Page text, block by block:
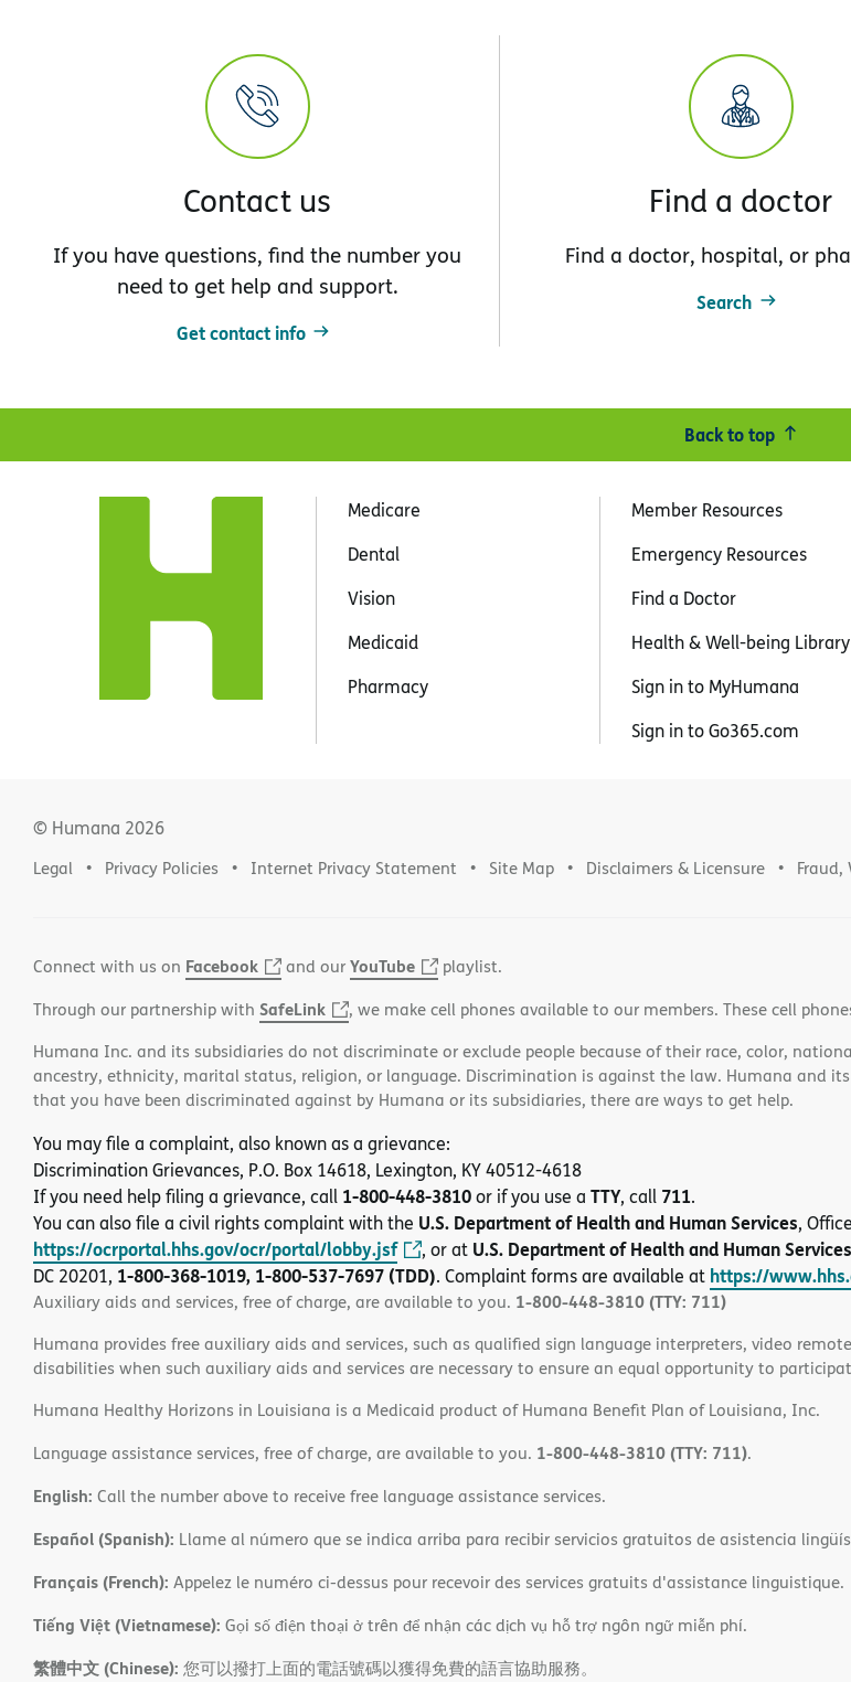
Contact us
If you have questions, find the number you
need to get help and support.
Get contact info
Find a doctor
Find a doctor, hospital, or
Search
Back to top
Medicare
Dental
Vision
Medicaid
Pharmacy
Member Resources
Emergency Resources
Find a Doctor
Health & Well-being Library
Sign in to MyHumana
Sign in to Go365.com
© Humana 2026
Legal Privacy Policies Internet Privacy Statement Site Map Disclaimers & Licensure Fraud,
Connect with us on Facebook and ourYouTube
playlist.
Through our partnership with SafeLink
, we make cell phones available to our members. These cell
Humana Inc. and its subsidiaries do not discriminate or exclude people because of their race, color,
ancestry, ethnicity, marital status, religion, or language. Discrimination is against the law. Humana and
that you have been discriminated against by Humana or its subsidiaries, there are ways to get help.
You may file a complaint, also known as a grievance:
Discrimination Grievances, P.O. Box 14618, Lexington, KY 40512-4618
If you need help filing a grievance, call 1-800-448-3810or if you use a TTY, call 711.
You can also file a civil rights complaint with the U.S. Department of Health and Human Services,
https://ocrportal.hhs.gov/ocr/portal/lobby.jsf , or at U.S. Department of Health and Human Services
DC 20201, 1-800-368-1019, 1-800-537-7697 (TDD). Complaint forms are available at https://
Auxiliary aids and services, free of charge, are available to you. 1-800-448-3810 (TTY: 711)
Humana provides free auxiliary aids and services, such as qualified sign language interpreters, video
disabilities when such auxiliary aids and services are necessary to ensure an equal opportunity to
Humana Healthy Horizons in Louisiana is a Medicaid product of Humana Benefit Plan of Louisiana, Inc.
Language assistance services, free of charge, are available to you. 1-800-448-3810 (TTY: 711).
English: Call the number above to receive free language assistance services.
Español (Spanish): Llame al número que se indica arriba para recibir servicios gratuitos de asistencia
Français (French): Appelez le numéro ci-dessus pour recevoir des services gratuits d'assistance linguistique.
Tiếng Việt (Vietnamese): Gọi số điện thoại ở trên để nhận các dịch vụ hỗ trợ ngôn ngữ miễn phí.
繁體中文 (Chinese): 您可以撥打上面的電話號碼以獲得免費的語言協助服務。